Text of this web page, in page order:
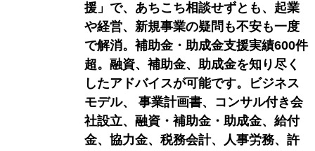
援」で、あちこち相談せずとも、起業
や経営、新規事業の疑問も不安も一度
で解消。補助金・助成金支援実績600件
超。融資、補助金、助成金を知り尽く
したアドバイスが可能です。ビジネス
モデル、 事業計画書、コンサル付き会
社設立、融資・補助金・助成金、給付
金、協力金、税務会計、人事労務、許